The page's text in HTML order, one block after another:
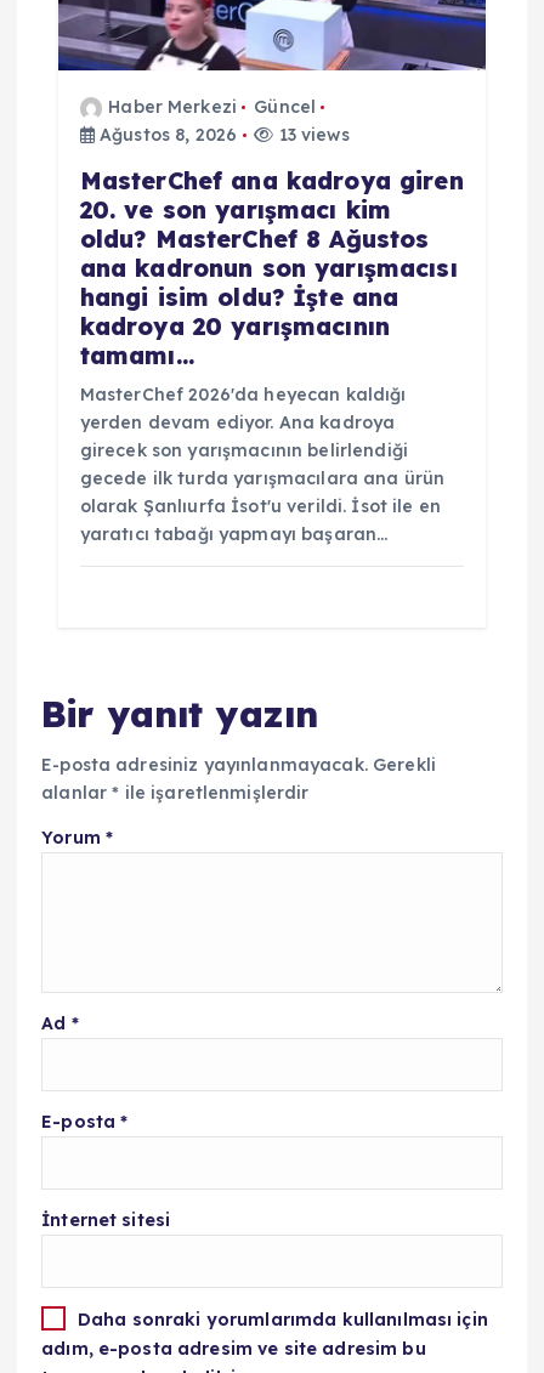
Haber Merkezi
Güncel
Ağustos 8, 2026
13 views
MasterChef ana kadroya giren
20. ve son yarışmacı kim
oldu? MasterChef 8 Ağustos
ana kadronun son yarışmacısı
hangi isim oldu? İşte ana
kadroya 20 yarışmacının
tamamı…
MasterChef 2026'da heyecan kaldığı
yerden devam ediyor. Ana kadroya
girecek son yarışmacının belirlendiği
gecede ilk turda yarışmacılara ana ürün
olarak Şanlıurfa İsot'u verildi. İsot ile en
yaratıcı tabağı yapmayı başaran…
Bir yanıt yazın
E-posta adresiniz yayınlanmayacak. Gerekli
alanlar* ile işaretlenmişlerdir
Yorum *
Ad *
E-posta*
İnternet sitesi
Daha sonraki yorumlarımda kullanılması için
adım, e-posta adresim ve site adresim bu